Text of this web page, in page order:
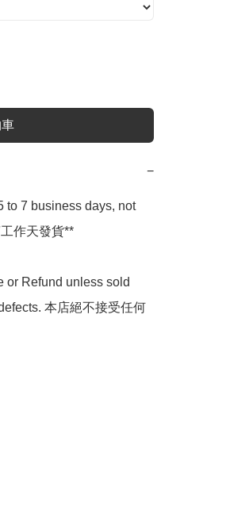
−
to 7 business days, not
作天發貨**
or Refund unless sold
本店絕不接受任何